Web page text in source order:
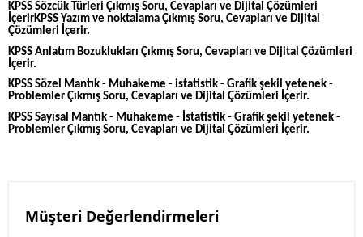
KPSS Sözcük Türleri Çıkmış Soru, Cevapları ve Dijital Çözümleri
İçerirKPSS Yazım ve noktalama Çıkmış Soru, Cevapları ve Dijital
Çözümleri İçerir.
KPSS Anlatım Bozuklukları Çıkmış Soru, Cevapları ve Dijital Çözümleri
İçerir.
KPSS Sözel Mantık - Muhakeme - istatistik - Grafik şekil yetenek -
Problemler Çıkmış Soru, Cevapları ve Dijital Çözümleri İçerir.
KPSS Sayısal Mantık - Muhakeme - İstatistik - Grafik şekil yetenek -
Problemler Çıkmış Soru, Cevapları ve Dijital Çözümleri İçerir.
Müşteri Değerlendirmeleri